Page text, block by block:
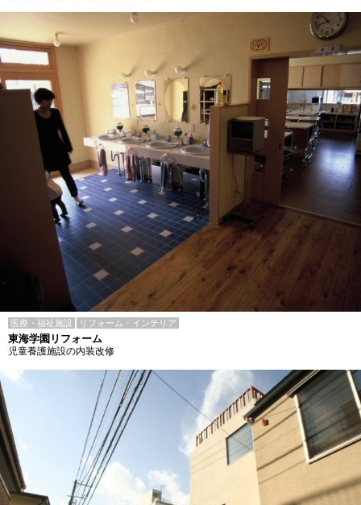
医療・福祉施設 リフォーム・インテリア
東海学園リフォーム
児童養護施設の内装改修